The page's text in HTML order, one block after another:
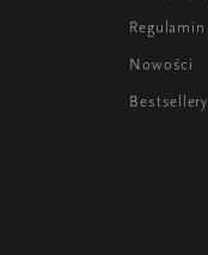
Regulamin
Nowości
Bestsellery